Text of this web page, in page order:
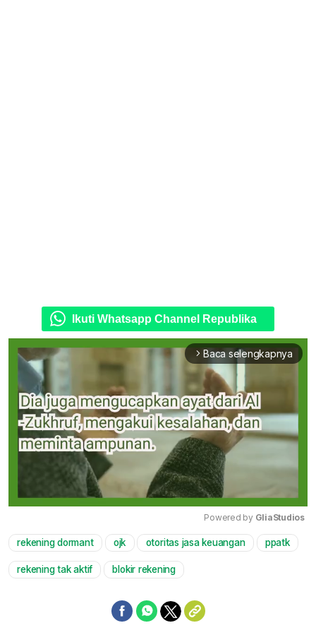
Ikuti Whatsapp Channel Republika
arrow_forward_ios Baca selengkapnya
Mute
Powered by GliaStudios
rekening dormant ojk otoritas jasa keuangan ppatk
rekening tak aktif blokir rekening